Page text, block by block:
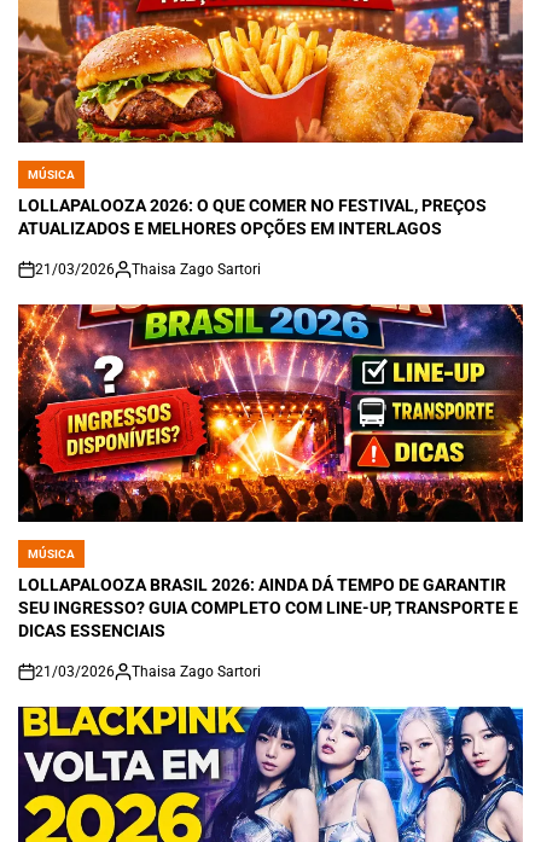
POSTED
IN
MÚSICA
LOLLAPALOOZA 2026: O QUE COMER NO FESTIVAL, PREÇOS
ATUALIZADOS E MELHORES OPÇÕES EM INTERLAGOS
on
21/03/2026 Thaisa Zago Sartori
POSTED
IN
MÚSICA
LOLLAPALOOZA BRASIL 2026: AINDA DÁ TEMPO DE GARANTIR
SEU INGRESSO? GUIA COMPLETO COM LINE-UP, TRANSPORTE E
DICAS ESSENCIAIS
on
21/03/2026 Thaisa Zago Sartori